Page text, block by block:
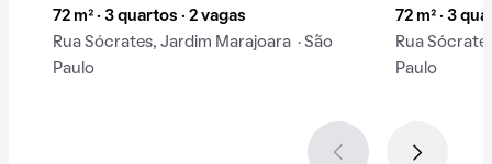
72 m² · 3 quartos · 2 vagas
Rua Sócrates, Jardim Marajoara · São
Paulo
72 m² · 3
Rua
Paulo